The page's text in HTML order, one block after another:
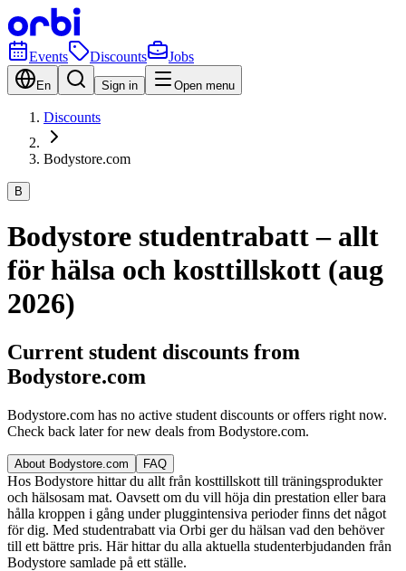
Events Discounts Jobs
En Sign in Open menu
Discounts
Bodystore.com
B
Bodystore studentrabatt – allt
för hälsa och kosttillskott (aug
2026)
Current student discounts from
Bodystore.com
Bodystore.com has no active student discounts or offers right now.
Check back later for new deals from Bodystore.com.
About Bodystore.com FAQ
Hos Bodystore hittar du allt från kosttillskott till träningsprodukter
och hälsosam mat. Oavsett om du vill höja din prestation eller bara
hålla kroppen i gång under pluggintensiva perioder finns det något
för dig. Med studentrabatt via Orbi ger du hälsan vad den behöver
till ett bättre pris. Här hittar du alla aktuella studenterbjudanden från
Bodystore samlade på ett ställe.